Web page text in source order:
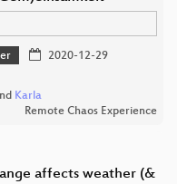
2020-12-29
Karla
Remote Chaos Experience
affects weather (&